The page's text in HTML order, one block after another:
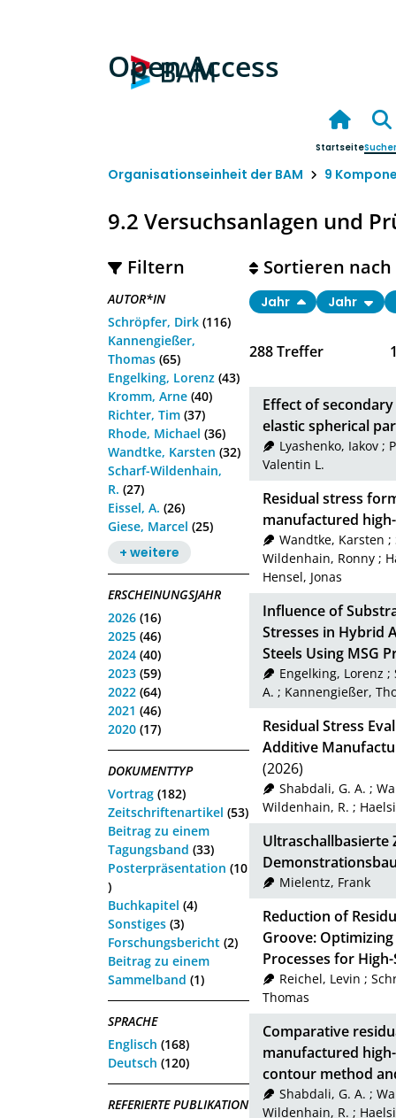
Open Access
Startseite
Organisationseinheit der BAM 9
9.2 Versuchsanlagen und
Filtern
AUTOR*IN
Schröpfer, Dirk (116)
Kannengießer,
Thomas (65)
Engelking, Lorenz (43)
Kromm, Arne (40)
Richter, Tim (37)
Rhode, Michael (36)
Wandtke, Karsten (32)
Scharf-Wildenhain,
R. (27)
Eissel, A. (26)
Giese, Marcel (25)
+ weitere
ERSCHEINUNGSJAHR
2026 (16)
2025 (46)
2024 (40)
2023 (59)
2022 (64)
2021 (46)
2020 (17)
DOKUMENTTYP
Vortrag (182)
Zeitschriftenartikel (53)
Beitrag zu einem
Tagungsband (33)
Posterpräsentation (10
)
Buchkapitel (4)
Sonstiges (3)
Forschungsbericht (2)
Beitrag zu einem
Sammelband (1)
SPRACHE
Englisch (168)
Deutsch (120)
REFERIERTE PUBLIKATION
288Treffer
Sortieren nach
Jahr Jahr
Effect of
elastic spherical
Lyashenko, Iakov;
Valentin L.
Residual stress
manufactured
Wandtke, Karsten ;
Wildenhain, Ronny ;
Hensel, Jonas
Influence of
Stresses in Hybrid
Steels Using MSG
Engelking, Lorenz ;
A. ; Kannengießer,
Residual Stress
Additive
(2026)
Shabdali, G. A. ;
Wildenhain, R. ;
Ultraschallbasierte
Mielentz, Frank
Reduction of
Groove:
Processes for
Reichel, Levin ;
Thomas
Comparative
manufactured
contour method
Shabdali, G. A. ;
Wildenhain, R. ;